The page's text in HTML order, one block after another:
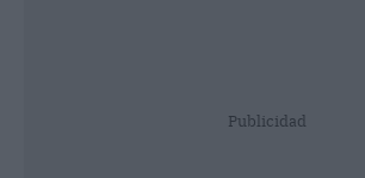
Publicidad